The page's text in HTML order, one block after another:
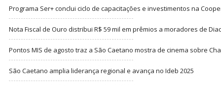
Programa Ser+ conclui ciclo de capacitações e investimentos na
Nota Fiscal de Ouro distribui R$ 59 mil em prêmios a moradores de
Pontos MIS de agosto traz a São Caetano mostra de cinema sobre
São Caetano amplia liderança regional e avança no Ideb 2025